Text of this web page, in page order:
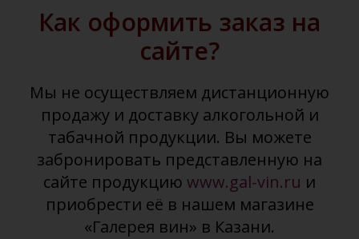
Как оформить заказ на
сайте?
Мы не осуществляем дистанционную
продажу и доставку алкогольной и
табачной продукции. Вы можете
забронировать представленную на
сайте продукцию www.gal-vin.ru и
приобрести её в нашем магазине
«Галерея вин» в Казани.